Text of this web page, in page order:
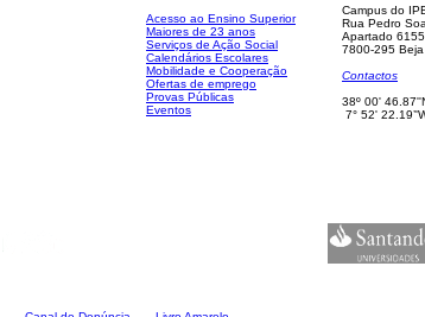
Acesso ao Ensino Superior
Maiores de 23 anos
Serviços de Ação Social
Calendários Escolares
Mobilidade e Cooperação
Ofertas de emprego
Provas Públicas
Eventos
Campus do
Rua Pedro
Apartado 6155
7800-295 Beja
Contactos
38º 00'
7° 52'